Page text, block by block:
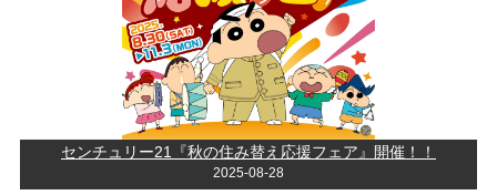
センチュリー21『秋の住み替え応援フェア』開催！！
2025-08-28